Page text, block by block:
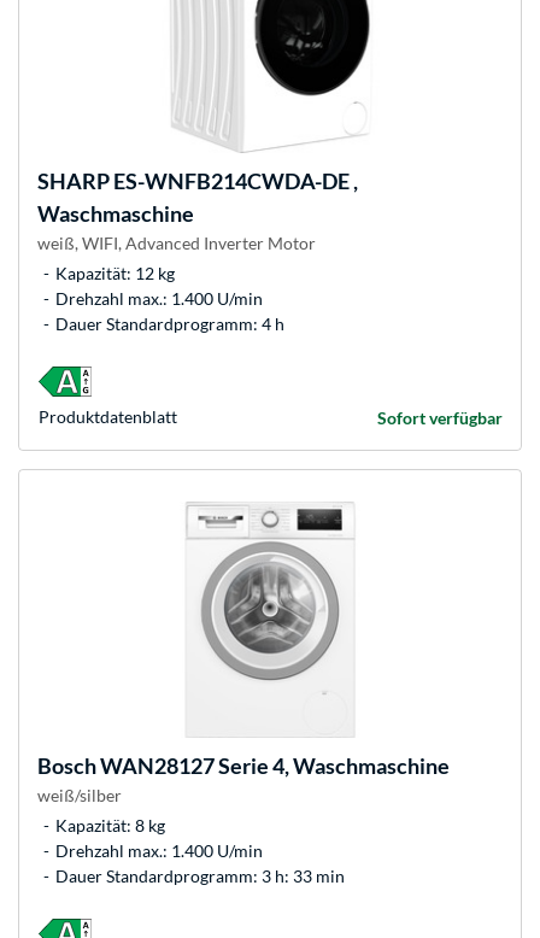
SHARPES-WNFB214CWDA-DE ,
Waschmaschine
weiß, WIFI, Advanced Inverter Motor
Kapazität: 12 kg
Drehzahl max.: 1.400 U/min
Dauer Standardprogramm: 4 h
Sofort verfügbar
Produkt­datenblatt
BoschWAN28127 Serie 4, Waschmaschine
weiß/silber
Kapazität: 8 kg
Drehzahl max.: 1.400 U/min
Dauer Standardprogramm: 3 h: 33 min